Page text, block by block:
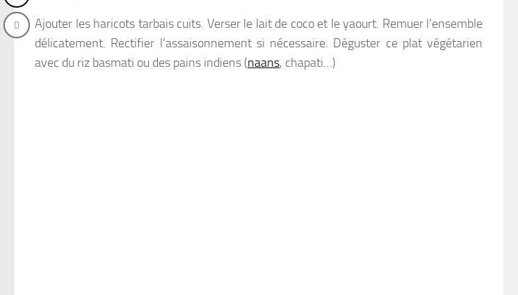
Ajouter les haricots tarbais cuits. Verser le lait de coco et le yaourt. Remuer l’ensemble
délicatement. Rectifier l’assaisonnement si nécessaire. Déguster ce plat végétarien
avec du riz basmati ou des pains indiens (naans, chapati…)